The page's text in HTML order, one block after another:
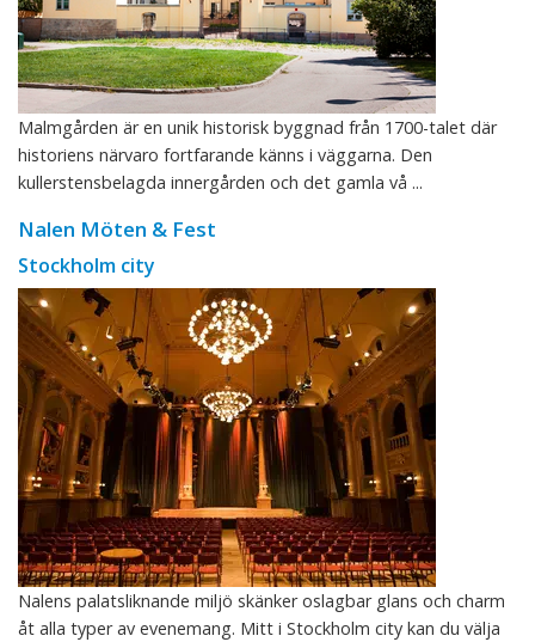
Malmgården är en unik historisk byggnad från 1700-talet där
historiens närvaro fortfarande känns i väggarna. Den
kullerstensbelagda innergården och det gamla vå ...
Nalen Möten & Fest
Stockholm city
Nalens palatsliknande miljö skänker oslagbar glans och charm
åt alla typer av evenemang. Mitt i Stockholm city kan du välja